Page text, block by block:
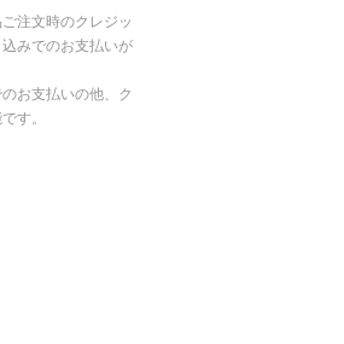
注文時のクレジッ
みでのお支払いが
お支払いの他、ク
す。